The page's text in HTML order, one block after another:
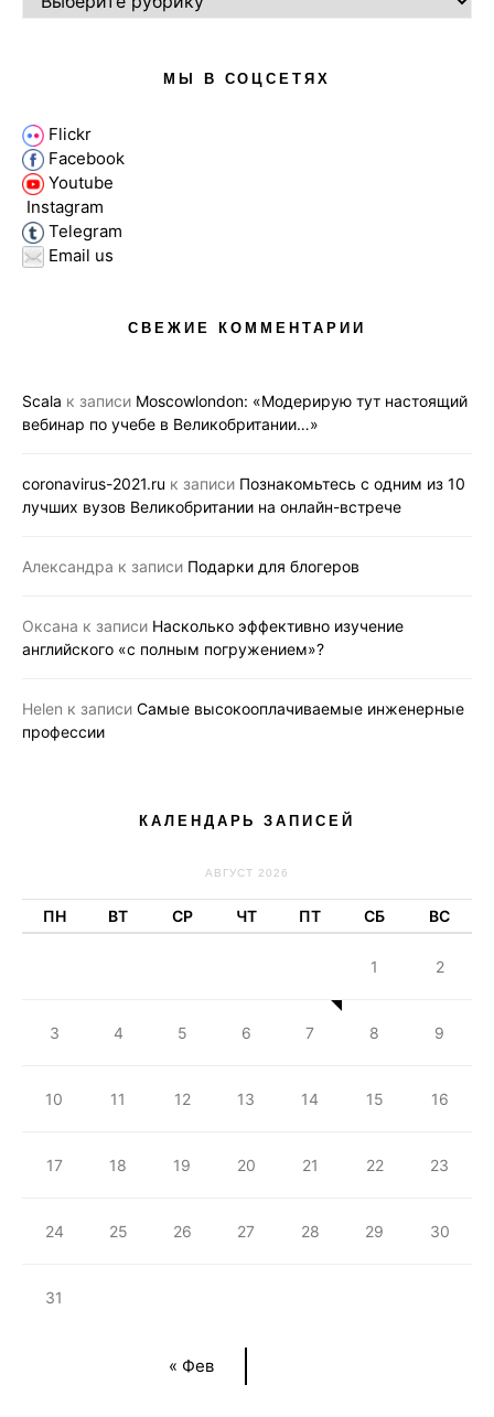
МЫ В СОЦСЕТЯХ
Flickr
Facebook
Youtube
Instagram
Telegram
Email us
СВЕЖИЕ КОММЕНТАРИИ
Scala к записи Moscowlondon: «Модерирую тут настоящий
вебинар по учебе в Великобритании…»
coronavirus-2021.ru к записи Познакомьтесь с одним из 10
лучших вузов Великобритании на онлайн-встрече
Александра к записи Подарки для блогеров
Оксана к записи Насколько эффективно изучение
английского «с полным погружением»?
Helen к записи Самые высокооплачиваемые инженерные
профессии
КАЛЕНДАРЬ ЗАПИСЕЙ
АВГУСТ 2026
ПН ВТ СР ЧТ ПТ СБ ВС
« Фев
1 2
3 4 5 6 7 8 9
10 11 12 13 14 15 16
17 18 19 20 21 22 23
24 25 26 27 28 29 30
31